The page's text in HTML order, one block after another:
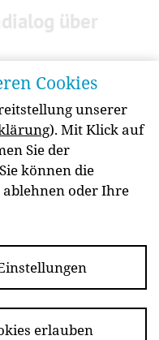
über
isst informiert“
Herstel­lung.
des Fach­
im Gespräch
Impressum
Datenschutz
Essen Sie
Cookies
unserer
). Mit Klick auf
Sie der
können die
oder Ihre
erlauben